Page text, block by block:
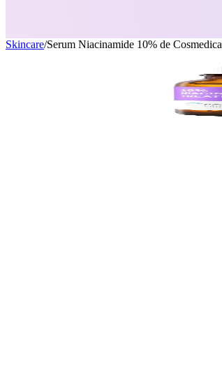
Skincare/Serum Niacinamide 10% de Cosmedica